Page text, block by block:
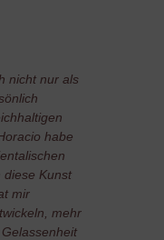
nicht nur als
habe
diese Kunst
mir
mehr